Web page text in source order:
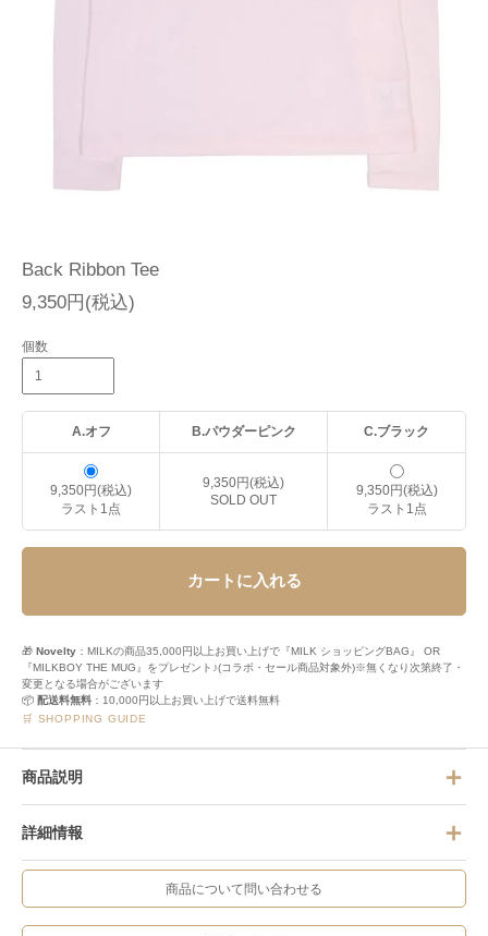
Back Ribbon Tee
9,350円(税込)
個数
A.オフ B.パウダーピンク C.ブラック
9,350円(税込)
ラスト1点
9,350円(税込)
SOLD OUT
9,350円(税込)
ラスト1点
カートに入れる
🎁 Novelty ：MILKの商品35,000円以上お買い上げで『MILK ショッピングBAG』 OR
『MILKBOY THE MUG』をプレゼント♪(コラボ・セール商品対象外)※無くなり次第終了・
変更となる場合がございます
📦 配送料無料 ：10,000円以上お買い上げで送料無料
🛒 SHOPPING GUIDE
商品説明
詳細情報
商品について問い合わせる